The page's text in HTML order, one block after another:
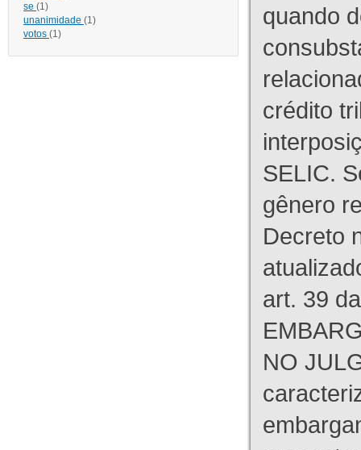
se (1)
unanimidade (1)
votos (1)
quando
crédito
SELIC.
gênero
Decreto
art. 39
NO